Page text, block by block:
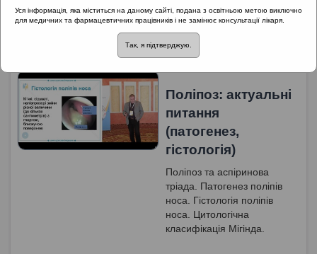
Лектор: Безшапочний Сергій Борисович
Поліпоз: актуальні
питання
(патогенез,
гістологія)
Поліпоз та аспіринова
тріада. Патогенез поліпів
носа. Гістологія поліпів
носа. Цитологічна
класифікація Мігінда.
Уся інформація, яка міститься на даному сайті, подана з освітньою метою виключно
для медичних та фармацевтичних працівників і не замінює консультації лікаря.
Так, я підтверджую.